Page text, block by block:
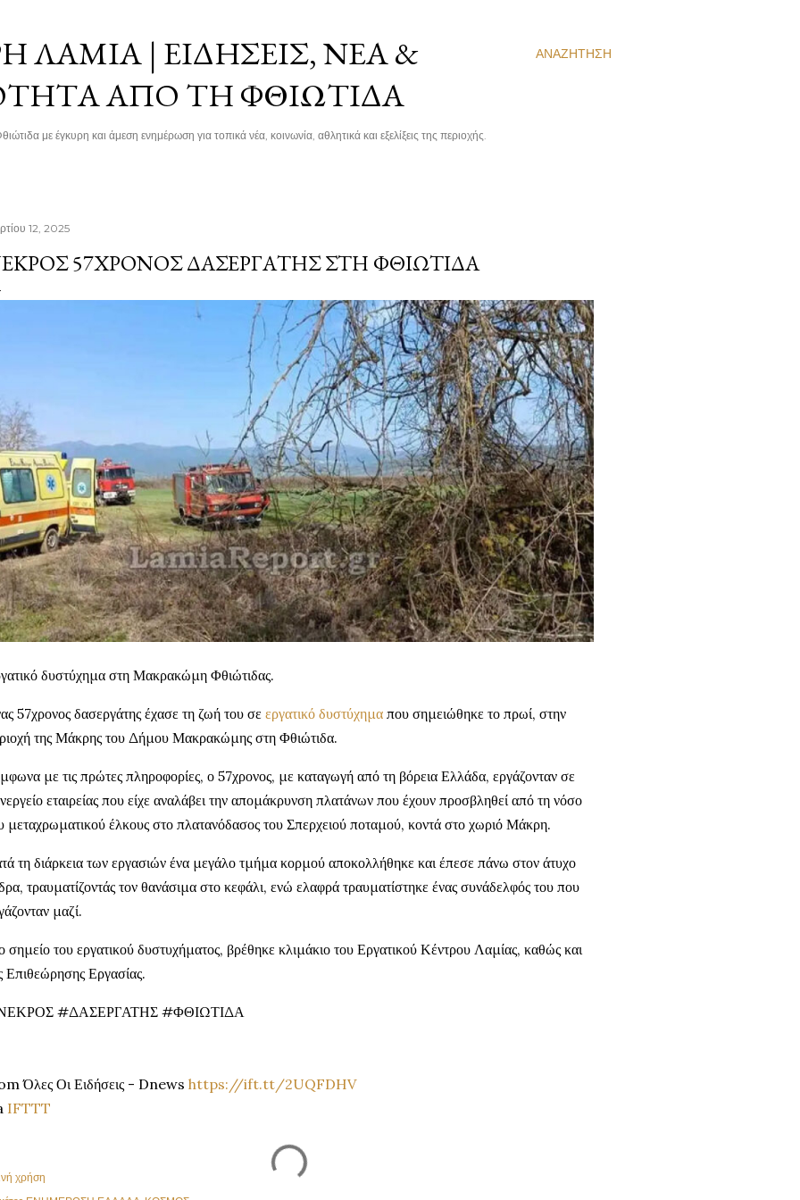
ΑΝΑΖΉΤΗΣΗ
ΛΑΜΊΑ | ΕΙΔΉΣΕΙΣ, ΝΈΑ &
ΑΠΌ ΤΗ ΦΘΙΏΤΙΔΑ
με έγκυρη και άμεση ενημέρωση για τοπικά νέα, κοινωνία, αθλητικά και εξελίξεις της περιοχής.
12, 2025
57ΧΡΟΝΟΣ ΔΑΣΕΡΓΆΤΗΣ ΣΤΗ ΦΘΙΏΤΙΔΑ
δυστύχημα στη Μακρακώμη Φθιώτιδας.
57χρονος δασεργάτης έχασε τη ζωή του σε εργατικό δυστύχημα που σημειώθηκε το πρωί, στην
της Μάκρης του Δήμου Μακρακώμης στη Φθιώτιδα.
με τις πρώτες πληροφορίες, ο 57χρονος, με καταγωγή από τη βόρεια Ελλάδα, εργάζονταν σε
εταιρείας που είχε αναλάβει την απομάκρυνση πλατάνων που έχουν προσβληθεί από τη νόσο
μεταχρωματικού έλκους στο πλατανόδασος του Σπερχειού ποταμού, κοντά στο χωριό Μάκρη.
τη διάρκεια των εργασιών ένα μεγάλο τμήμα κορμού αποκολλήθηκε και έπεσε πάνω στον άτυχο
τραυματίζοντάς τον θανάσιμα στο κεφάλι, ενώ ελαφρά τραυματίστηκε ένας συνάδελφός του που
μαζί.
σημείο του εργατικού δυστυχήματος, βρέθηκε κλιμάκιο του Εργατικού Κέντρου Λαμίας, καθώς και
Επιθεώρησης Εργασίας.
#ΔΑΣΕΡΓΑΤΗΣ #ΦΘΙΩΤΙΔΑ
Όλες Οι Ειδήσεις - Dnews https://ift.tt/2UQFDHV
IFTTT
χρήση